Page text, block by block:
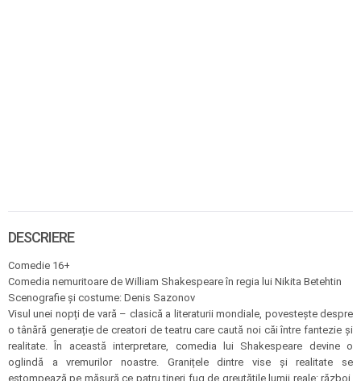
DESCRIERE
Comedie 16+
Comedia nemuritoare de William Shakespeare în regia lui Nikita Betehtin
Scenografie și costume: Denis Sazonov
Visul unei nopți de vară – clasică a literaturii mondiale, povestește despre
o tânără generație de creatori de teatru care caută noi căi între fantezie și
realitate. În această interpretare, comedia lui Shakespeare devine o
oglindă a vremurilor noastre. Granițele dintre vise și realitate se
estompează pe măsură ce patru tineri fug de greutățile lumii reale: război,